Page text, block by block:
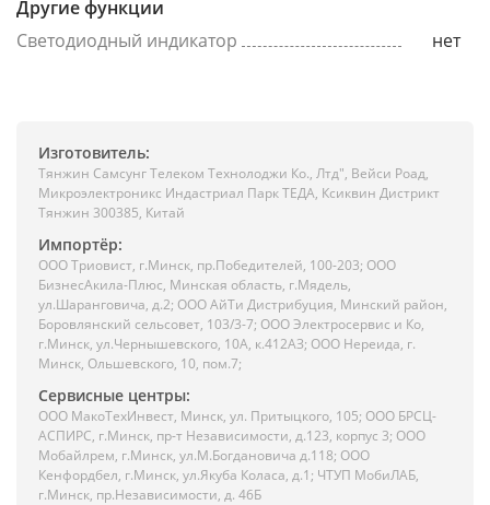
Другие функции
Светодиодный индикатор
нет
Изготовитель:
Тянжин Самсунг Телеком Технолоджи Ко., Лтд", Вейси Роад,
Микроэлектроникс Индастриал Парк ТЕДА, Ксиквин Дистрикт
Тянжин 300385, Китай
Импортёр:
ООО Триовист, г.Минск, пр.Победителей, 100-203; ООО
БизнесАкила-Плюс, Минская область, г.Мядель,
ул.Шаранговича, д.2; ООО АйТи Дистрибуция, Минский район,
Боровлянский сельсовет, 103/3-7; ООО Электросервис и Ко,
г.Минск, ул.Чернышевского, 10А, к.412АЗ; ООО Нереида, г.
Минск, Ольшевского, 10, пом.7;
Сервисные центры:
ООО МакоТехИнвест, Минск, ул. Притыцкого, 105; ООО БРСЦ-
АСПИРС, г.Минск, пр-т Независимости, д.123, корпус 3; ООО
Мобайлрем, г.Минск, ул.М.Богдановича д.118; ООО
Кенфордбел, г.Минск, ул.Якуба Коласа, д.1; ЧТУП МобиЛАБ,
г.Минск, пр.Независимости, д. 46Б